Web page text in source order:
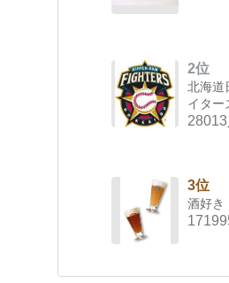
2位
北海道
イター
28013
3位
酒好き